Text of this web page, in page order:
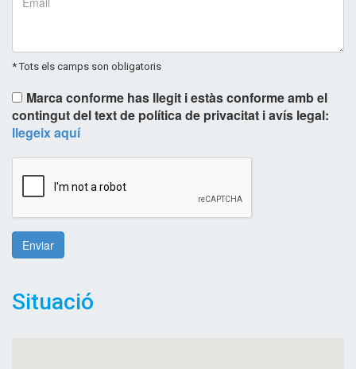
* Tots els camps son obligatoris
Marca conforme has llegit i estàs conforme amb el
contingut del text de política de privacitat i avís legal:
llegeix aquí
Enviar
Situació